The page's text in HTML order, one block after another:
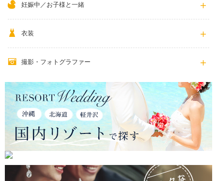
妊娠中／お子様と一緒
衣装
撮影・フォトグラファー